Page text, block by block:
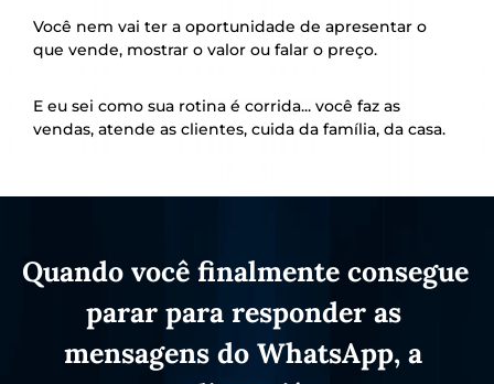
Você nem vai ter a oportunidade de apresentar o
que vende, mostrar o valor ou falar o preço.
E eu sei como sua rotina é corrida... você faz as
vendas, atende as clientes, cuida da família, da casa.
Quando você finalmente consegue
parar para responder as
mensagens do WhatsApp, a